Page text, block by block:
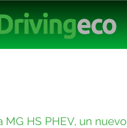
MG HS PHEV, un